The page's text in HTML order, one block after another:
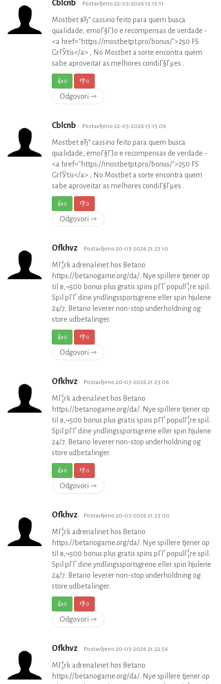
Cblcnb Postavljeno 22-03-2026 15:15:11
Mostbet вЂ“ cassino feito para quem busca
qualidade, emoГ§ГЈo e recompensas de verdade -
<a href="https://mostbetpt.pro/bonus/">250 FS
GrГЎtis</a> , No Mostbet a sorte encontra quem
sabe aproveitar as melhores condiГ§Гµes .
👍0 👎0
Odgovori ⇾
Cblcnb Postavljeno 22-03-2026 15:15:06
Mostbet вЂ“ cassino feito para quem busca
qualidade, emoГ§ГЈo e recompensas de verdade -
<a href="https://mostbetpt.pro/bonus/">250 FS
GrГЎtis</a> , No Mostbet a sorte encontra quem
sabe aproveitar as melhores condiГ§Гµes .
👍0 👎0
Odgovori ⇾
Ofkhvz Postavljeno 20-03-2026 21:23:10
MГ¦rk adrenalinet hos Betano
https://betanogame.org/da/. Nye spillere tjener op
til в‚¬500 bonus plus gratis spins pГҐ populГ¦re spil.
Spil pГҐ dine yndlingssportsgrene eller spin hjulene
24/7. Betano leverer non-stop underholdning og
store udbetalinger.
👍0 👎0
Odgovori ⇾
Ofkhvz Postavljeno 20-03-2026 21:23:06
MГ¦rk adrenalinet hos Betano
https://betanogame.org/da/. Nye spillere tjener op
til в‚¬500 bonus plus gratis spins pГҐ populГ¦re spil.
Spil pГҐ dine yndlingssportsgrene eller spin hjulene
24/7. Betano leverer non-stop underholdning og
store udbetalinger.
👍0 👎0
Odgovori ⇾
Ofkhvz Postavljeno 20-03-2026 21:23:00
MГ¦rk adrenalinet hos Betano
https://betanogame.org/da/. Nye spillere tjener op
til в‚¬500 bonus plus gratis spins pГҐ populГ¦re spil.
Spil pГҐ dine yndlingssportsgrene eller spin hjulene
24/7. Betano leverer non-stop underholdning og
store udbetalinger.
👍0 👎0
Odgovori ⇾
Ofkhvz Postavljeno 20-03-2026 21:22:56
MГ¦rk adrenalinet hos Betano
https://betanogame.org/da/. Nye spillere tjener op